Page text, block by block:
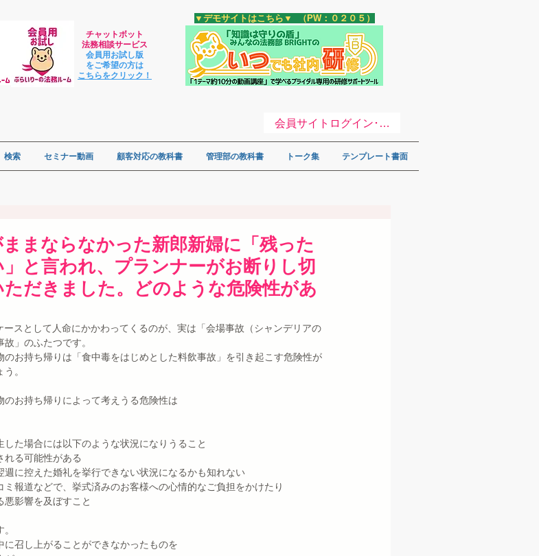
チャットボット
法務相談サービス
会員用お試し版
をご希望の方は
​こちらをクリック！
​▼デモサイトはこちら▼ （PW：０２０５）
検索 セミナー動画 顧客対応の教科書 管理部の教科書 トーク集 テンプレート書面
まならなかった新郎新婦に「残った
と言われ、プランナーがお断りし切
だきました。どのような危険性があ
スとして人命にかかわってくるのが、実は「会場事故（シャンデリアの
」のふたつです。
お持ち帰りは「食中毒をはじめとした料飲事故」を引き起こす危険性が
。
お持ち帰りによって考えうる危険性は
た場合には以下のような状況になりうること
れる可能性がある
週に控えた婚礼を挙行できない状況になるかも知れない
ミ報道などで、挙式済みのお客様への心情的なご負担をかけたり
影響を及ぼすこと
召し上がることができなかったものを